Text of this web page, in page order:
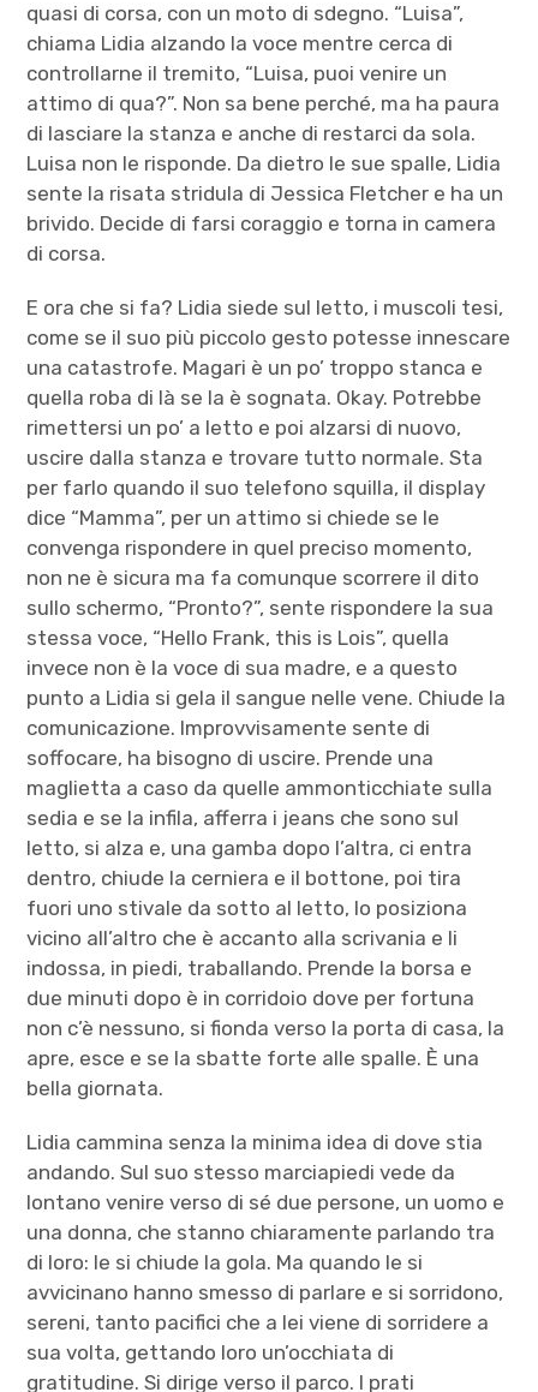
quasi di corsa, con un moto di sdegno. “Luisa”,
chiama Lidia alzando la voce mentre cerca di
controllarne il tremito, “Luisa, puoi venire un
attimo di qua?”. Non sa bene perché, ma ha paura
di lasciare la stanza e anche di restarci da sola.
Luisa non le risponde. Da dietro le sue spalle, Lidia
sente la risata stridula di Jessica Fletcher e ha un
brivido. Decide di farsi coraggio e torna in camera
di corsa.
E ora che si fa? Lidia siede sul letto, i muscoli tesi,
come se il suo più piccolo gesto potesse innescare
una catastrofe. Magari è un po’ troppo stanca e
quella roba di là se la è sognata. Okay. Potrebbe
rimettersi un po’ a letto e poi alzarsi di nuovo,
uscire dalla stanza e trovare tutto normale. Sta
per farlo quando il suo telefono squilla, il display
dice “Mamma”, per un attimo si chiede se le
convenga rispondere in quel preciso momento,
non ne è sicura ma fa comunque scorrere il dito
sullo schermo, “Pronto?”, sente rispondere la sua
stessa voce, “Hello Frank, this is Lois”, quella
invece non è la voce di sua madre, e a questo
punto a Lidia si gela il sangue nelle vene. Chiude la
comunicazione. Improvvisamente sente di
soffocare, ha bisogno di uscire. Prende una
maglietta a caso da quelle ammonticchiate sulla
sedia e se la infila, afferra i jeans che sono sul
letto, si alza e, una gamba dopo l’altra, ci entra
dentro, chiude la cerniera e il bottone, poi tira
fuori uno stivale da sotto al letto, lo posiziona
vicino all’altro che è accanto alla scrivania e li
indossa, in piedi, traballando. Prende la borsa e
due minuti dopo è in corridoio dove per fortuna
non c’è nessuno, si fionda verso la porta di casa, la
apre, esce e se la sbatte forte alle spalle. È una
bella giornata.
Lidia cammina senza la minima idea di dove stia
andando. Sul suo stesso marciapiedi vede da
lontano venire verso di sé due persone, un uomo e
una donna, che stanno chiaramente parlando tra
di loro: le si chiude la gola. Ma quando le si
avvicinano hanno smesso di parlare e si sorridono,
sereni, tanto pacifici che a lei viene di sorridere a
sua volta, gettando loro un’occhiata di
gratitudine. Si dirige verso il parco. I prati